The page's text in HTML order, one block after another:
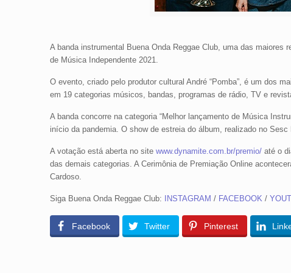
A banda instrumental Buena Onda Reggae Club, uma das
de Música Independente 2021.
O evento, criado pelo produtor cultural André “Pomba”, é um dos
em 19 categorias músicos, bandas, programas de rádio, TV e
A banda concorre na categoria “Melhor lançamento de Música
início da pandemia. O show de estreia do álbum, realizado no
A votação está aberta no site www.dynamite.com.br/premio/até o
das demais categorias. A Cerimônia de Premiação Online
Cardoso.
Siga Buena Onda Reggae Club: INSTAGRAM / FACEBOOK/
Facebook Twitter Pinterest